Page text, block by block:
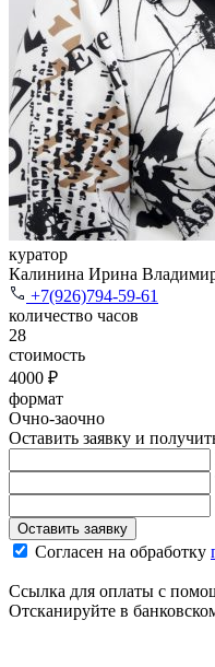
куратор
Калинина Ирина
+7(926)794-59-61
количество часов
28
стоимость
4000 ₽
формат
Очно-заочно
Оставить заявку и
Оставить заявку
Согласен на обработку
Ссылка для оплаты с
Отсканируйте в